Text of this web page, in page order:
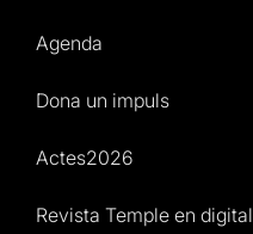
Agenda
Dona un impuls
Actes2026
Revista Temple en digital